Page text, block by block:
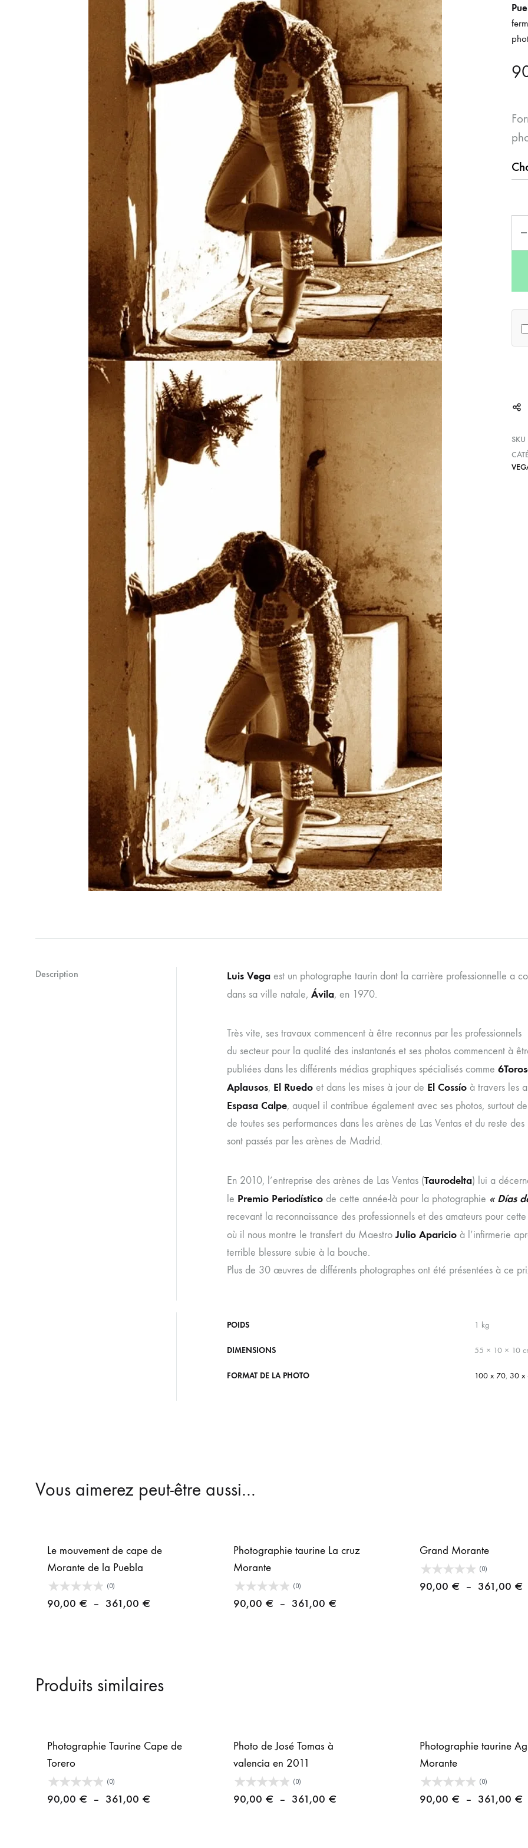
SKU
Description Luis Vega est un photographe taurin dont la carrière professionnelle a
dans sa ville natale, Ávila, en 1970.
Très vite, ses travaux commencent à être reconnus par les professionnels
du secteur pour la qualité des instantanés et ses photos commencent à
publiées dans les différents médias graphiques spécialisés comme
Aplausos, El Ruedo et dans les mises à jour de El Cossío à travers les
Espasa Calpe, auquel il contribue également avec ses photos, surtout
de toutes ses performances dans les arènes de Las Ventas et du reste
sont passés par les arènes de Madrid.
En 2010, l’entreprise des arènes de Las Ventas (Taurodelta) lui a
le Premio Periodístico de cette année-là pour la photographie « Días
recevant la reconnaissance des professionnels et des amateurs pour
où il nous montre le transfert du MaestroJulio Aparicio à l’infirmerie
terrible blessure subie à la bouche.
Plus de 30 œuvres de différents photographes ont été présentées à ce
POIDS 1 kg
DIMENSIONS 55 × 10 × 10
FORMAT DE LA PHOTO 100 x 70, 30 x
Vous aimerez peut-être aussi…
Le mouvement de cape de
Morante de la Puebla
(0)
90,00 € – 361,00 €Plage
361,00 €
Photographie taurine La cruz
Morante
(0)
90,00 € – 361,00 €Plage
Grand Morante
(0)
90,00 € – 361,00 €
Produits similaires
Photographie Taurine Cape de
Torero
(0)
90,00 € – 361,00 €Plage
Photo de José Tomas à
valencia en 2011
(0)
90,00 € – 361,00 €Plage
Photographie taurine
Morante
(0)
90,00 € – 361,00 €